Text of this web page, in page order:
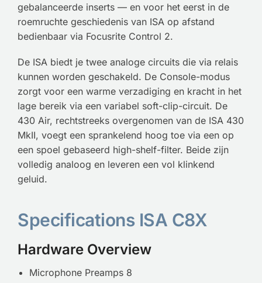
gebalanceerde inserts — en voor het eerst in de
roemruchte geschiedenis van ISA op afstand
bedienbaar via Focusrite Control 2.
De ISA biedt je twee analoge circuits die via relais
kunnen worden geschakeld. De Console-modus
zorgt voor een warme verzadiging en kracht in het
lage bereik via een variabel soft-clip-circuit. De
430 Air, rechtstreeks overgenomen van de ISA 430
MkII, voegt een sprankelend hoog toe via een op
een spoel gebaseerd high-shelf-filter. Beide zijn
volledig analoog en leveren een vol klinkend
geluid.
Specifications ISA C8X
Hardware Overview
Microphone Preamps 8